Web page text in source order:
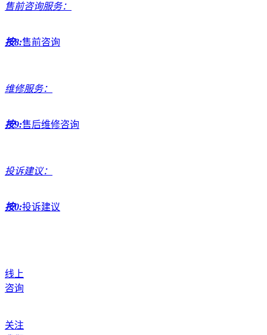
售前咨询服务：
按8:售前咨询
维修服务：
按9:售后维修咨询
投诉建议：
按0:投诉建议
线上
咨询
关注